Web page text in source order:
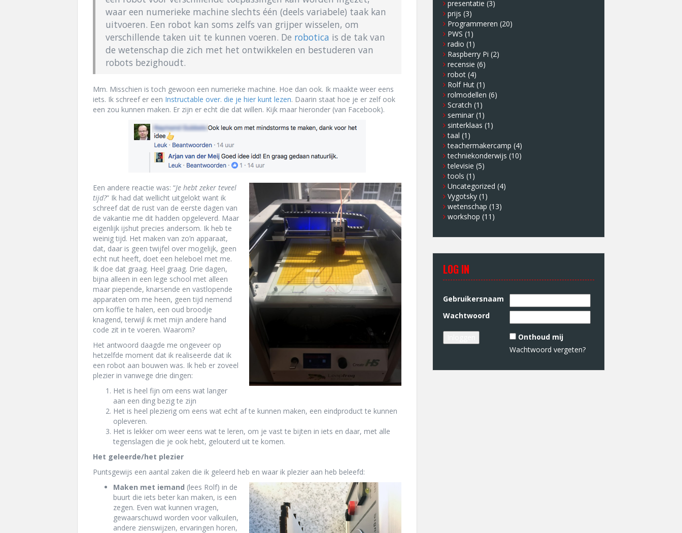
waar een numerieke machine slechts één (deels variabele) taak kan
uitvoeren. Een robot kan soms zelfs van grijper wisselen, om
verschillende taken uit te kunnen voeren. De robotica is de tak van
de wetenschap die zich met het ontwikkelen en bestuderen van
robots bezighoudt.
Mm. Misschien is toch gewoon een numerieke machine. Hoe dan ook. Ik maakte weer eens
iets. Ik schreef er een Instructable over. die je hier kunt lezen. Daarin staat hoe je er zelf ook
een zou kunnen maken. Er zijn er echt die dat willen. Kijk maar hieronder (van Facebook).
Een andere reactie was: “Je hebt zeker teveel
tijd?” Ik had dat wellicht uitgelokt want ik
schreef dat de rust van de eerste dagen van
de vakantie me dit hadden opgeleverd. Maar
eigenlijk ijshut precies andersom. Ik heb te
weinig tijd. Het maken van zo’n apparaat,
dat, daar is geen twijfel over mogelijk, geen
echt nut heeft, doet een heleboel met me.
Ik doe dat graag. Heel graag. Drie dagen,
bijna alleen in een lege school met alleen
maar piepende, knarsende en vastlopende
apparaten om me heen, geen tijd nemend
om koffie te halen, een oud broodje
knagend, terwijl ik met mijn andere hand
code zit in te voeren. Waarom?
Het antwoord daagde me ongeveer op
hetzelfde moment dat ik realiseerde dat ik
een robot aan bouwen was. Ik heb er zoveel
plezier in vanwege drie dingen:
Het is heel fijn om eens wat langer
aan een ding bezig te zijn
Het is heel plezierig om eens wat echt af te kunnen maken, een eindproduct te kunnen
opleveren.
Het is lekker om weer eens wat te leren, om je vast te bijten in iets en daar, met alle
tegenslagen die je ook hebt, gelouterd uit te komen.
Het geleerde/het plezier
Puntsgewijs een aantal zaken die ik geleerd heb en waar ik plezier aan heb beleefd:
Maken met iemand (lees Rolf) in de
buurt die iets beter kan maken, is een
zegen. Even wat kunnen vragen,
gewaarschuwd worden voor valkuilen,
andere zienswijzen, ervaringen horen,
presentatie (3)
prijs (3)
Programmeren (20)
PWS (1)
radio (1)
Raspberry Pi (2)
recensie (6)
robot (4)
Rolf Hut (1)
rolmodellen (6)
Scratch (1)
seminar (1)
sinterklaas (1)
taal (1)
teachermakercamp (4)
techniekonderwijs (10)
televisie (5)
tools (1)
Uncategorized (4)
Vygotsky (1)
wetenschap (13)
workshop (11)
LOG IN
Gebruikersnaam
Wachtwoord
Onthoud mij
Wachtwoord vergeten?